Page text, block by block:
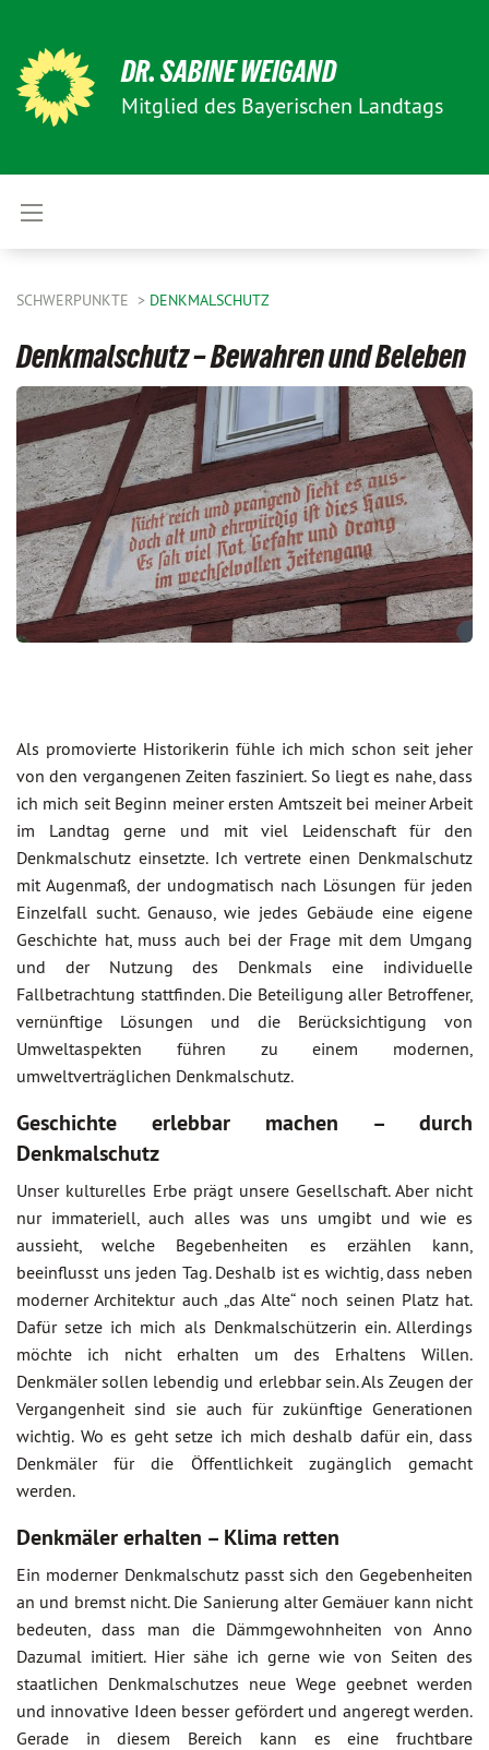
DR. SABINE WEIGAND
Mitglied des Bayerischen Landtags
SCHWERPUNKTE DENKMALSCHUTZ
Denkmalschutz – Bewahren und Beleben
Als promovierte Historikerin fühle ich mich schon seit jeher
von den vergangenen Zeiten fasziniert. So liegt es nahe, dass
ich mich seit Beginn meiner ersten Amtszeit bei meiner Arbeit
im Landtag gerne und mit viel Leidenschaft für den
Denkmalschutz einsetzte. Ich vertrete einen Denkmalschutz
mit Augenmaß, der undogmatisch nach Lösungen für jeden
Einzelfall sucht. Genauso, wie jedes Gebäude eine eigene
Geschichte hat, muss auch bei der Frage mit dem Umgang
und der Nutzung des Denkmals eine individuelle
Fallbetrachtung stattfinden. Die Beteiligung aller Betroffener,
vernünftige Lösungen und die Berücksichtigung von
Umweltaspekten führen zu einem modernen,
umweltverträglichen Denkmalschutz.
Geschichte erlebbar machen – durch
Denkmalschutz
Unser kulturelles Erbe prägt unsere Gesellschaft. Aber nicht
nur immateriell, auch alles was uns umgibt und wie es
aussieht, welche Begebenheiten es erzählen kann,
beeinflusst uns jeden Tag. Deshalb ist es wichtig, dass neben
moderner Architektur auch „das Alte“ noch seinen Platz hat.
Dafür setze ich mich als Denkmalschützerin ein. Allerdings
möchte ich nicht erhalten um des Erhaltens Willen.
Denkmäler sollen lebendig und erlebbar sein. Als Zeugen der
Vergangenheit sind sie auch für zukünftige Generationen
wichtig. Wo es geht setze ich mich deshalb dafür ein, dass
Denkmäler für die Öffentlichkeit zugänglich gemacht
werden.
Denkmäler erhalten – Klima retten
Ein moderner Denkmalschutz passt sich den Gegebenheiten
an und bremst nicht. Die Sanierung alter Gemäuer kann nicht
bedeuten, dass man die Dämmgewohnheiten von Anno
Dazumal imitiert. Hier sähe ich gerne wie von Seiten des
staatlichen Denkmalschutzes neue Wege geebnet werden
und innovative Ideen besser gefördert und angeregt werden.
Gerade in diesem Bereich kann es eine fruchtbare